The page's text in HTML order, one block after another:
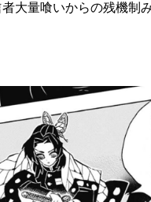
大量喰いからの残機制